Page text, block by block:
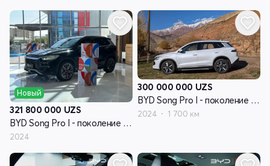
Новый
321 800 000 UZS
BYD Song Pro I - поколение рестайлинг
2024
300 000 000 UZS
BYD Song Pro I - поколение рестайлинг
2024 1 700 км